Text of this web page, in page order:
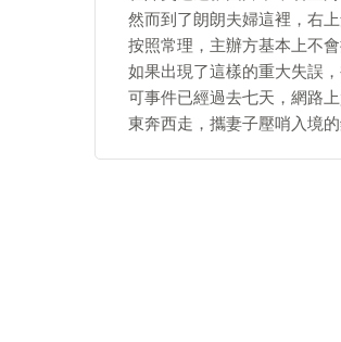
然而到了朗朗夫婦這裡，右
按照常理，主辦方基本上不會
如果出現了這樣的重大失誤
可事件已經過去七天，網路
東奔西走，攜妻子壓哨入境